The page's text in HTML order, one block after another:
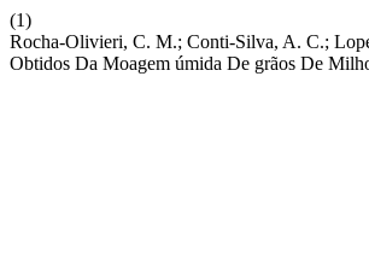
(1)
Rocha-Olivieri, C. M.; Conti-Silva, A. C.;
Obtidos Da Moagem úmida De grãos De